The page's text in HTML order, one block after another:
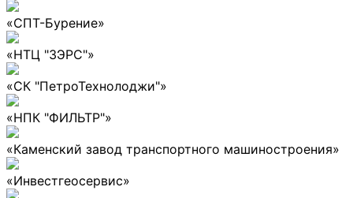
«СПТ-Бурение»
«НТЦ "ЗЭРС"»
«СК "ПетроТехнолоджи"»
«НПК "ФИЛЬТР"»
«Каменский завод транспортного машиностроения»
«Инвестгеосервис»